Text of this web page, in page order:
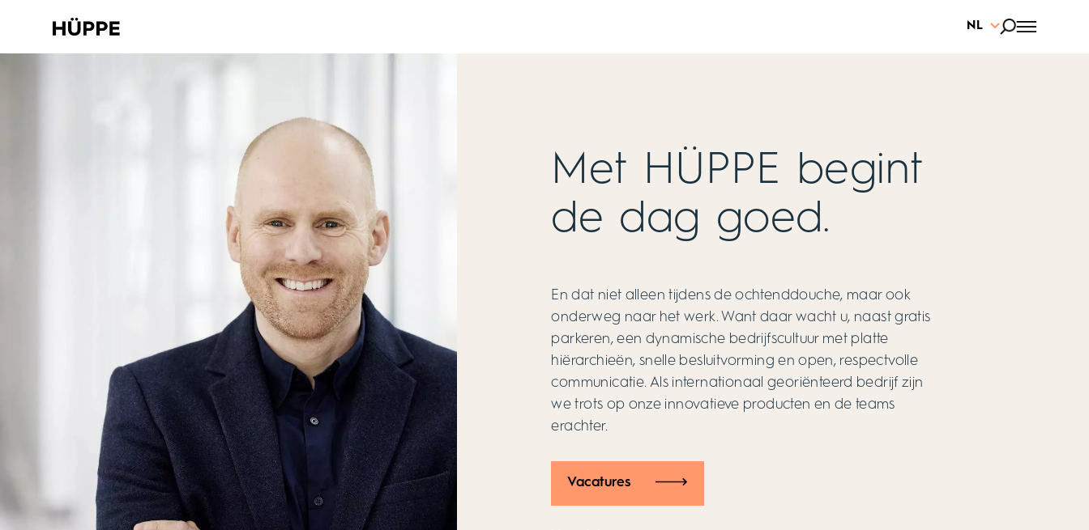
NL
Met HÜPPE begint
de dag goed.
En dat niet alleen tijdens de ochtenddouche, maar ook
onderweg naar het werk. Want daar wacht u, naast gratis
parkeren, een dynamische bedrijfscultuur met platte
hiërarchieën, snelle besluitvorming en open, respectvolle
communicatie. Als internationaal georiënteerd bedrijf zijn
we trots op onze innovatieve producten en de teams
erachter.
Vacatures